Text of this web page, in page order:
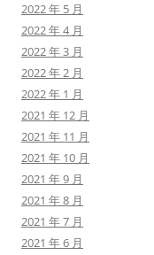
2022 年 5 月
2022 年 4 月
2022 年 3 月
2022 年 2 月
2022 年 1 月
2021 年 12 月
2021 年 11 月
2021 年 10 月
2021 年 9 月
2021 年 8 月
2021 年 7 月
2021 年 6 月